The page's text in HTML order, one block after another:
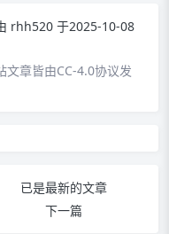
rhh520 于2025-10-08
文章皆由CC-4.0协议发
已是最新的文章
下一篇